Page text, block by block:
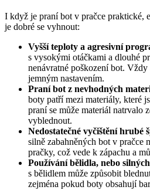
I když je praní bot v pračce praktické,
je dobré se vyhnout:
Vyšší teploty a agresivní
s vysokými otáčkami a dlouhé
nenávratné poškození bot.
jemným nastavením.
Praní bot z nevhodných
boty patří mezi materiály, které
praní se může materiál natrvalo
vyblednout.
Nedostatečné vyčištění hrubé
silně zabahněných bot v pračce
pračky, což vede k zápachu a
Používání bělidla, nebo
s bělidlem může způsobit
zejména pokud boty obsahují